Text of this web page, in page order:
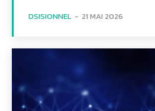
DSISIONNEL - 21 MAI 2026